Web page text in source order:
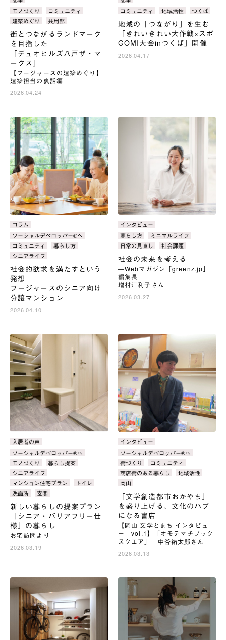
テ
ゴ
リ：
タ
グ：
モノづくり
コミュニティ
建築めぐり
共用部
街とつながるランドマーク
を目指した
「デュオヒルズ八戸ザ・マ
ークス」
【フージャースの建築めぐり】
建築担当の裏話編
2026.04.24
テ
リ：
タコミュニティ 地域活性 つくば
地域の「つながり」を生む
「きれいきれい大作戦×スポ
GOMI大会inつくば」開催
2026.04.17
カ
テ
ゴ
リ：
コラム
タ
グ：
ソーシャルデベロッパー®へ
コミュニティ
暮らし方
シニアライフ
社会的欲求を満たすという
発想
フージャースのシニア向け
分譲マンション
2026.04.10
カ
テ
ゴ
リ：
インタビュー
タ
グ：
暮らし方
ミニマルライフ
日常の見直し
社会課題
社会の未来を考える
―Webマガジン「greenz.jp」
編集長
増村江利子さん
2026.03.27
カ
テ
ゴ
リ：
入居者の声
タ
グ：
ソーシャルデベロッパー®へ
モノづくり
暮らし提案
シニアライフ
マンション住宅プラン
トイレ
洗面所
玄関
新しい暮らしの提案プラン
「シニア・バリアフリー仕
様」の暮らし
お宅訪問より
2026.03.19
カ
テ
ゴ
リ：
インタビュー
タ
グ：
ソーシャルデベロッパー®へ
街づくり
コミュニティ
商店街のある暮らし
地域活性
岡山
「文学創造都市おかやま」
を盛り上げる、文化のハブ
になる書店
【岡山 文学とまち インタビュ
ー vol.1】「オモテマチブック
スクエア」 中谷祐太郎さん
2026.03.13